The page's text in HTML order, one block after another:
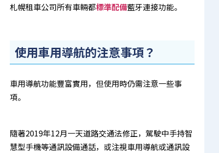
札幌租車公司所有車輛都標準配備藍牙連接功能。
使用車用導航的注意事項？
車用導航功能豐富實用，但使用時仍需注意一些事
項。
隨著2019年12月一天道路交通法修正，駕駛中手持智
慧型手機等通訊設備通話，或注視車用導航或通訊設